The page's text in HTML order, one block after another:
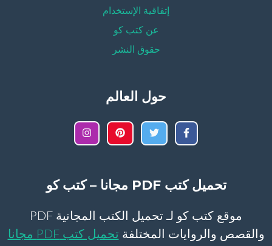
إتفاقية الإستخدام
عن كتب كو
حقوق النشر
حول العالم
تحميل كتب PDF مجانا – كتب كو
موقع كتب كو لـ تحميل الكتب المجانية PDF
والقصص والروايات المختلفة
تحميل كتب PDF مجانا